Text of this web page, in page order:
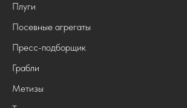
Плуги
Посевные агрегаты
Пресс-подборщик
Грабли
Метизы